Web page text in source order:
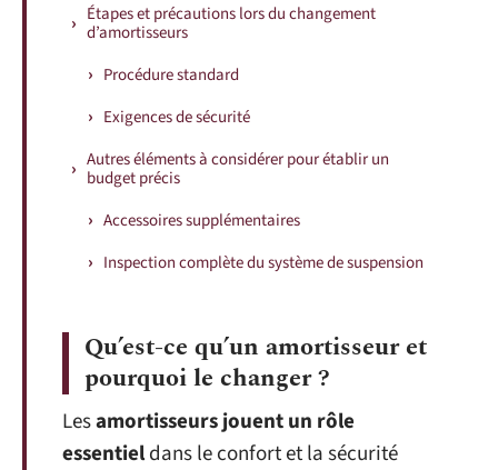
Étapes et précautions lors du changement
d’amortisseurs
Procédure standard
Exigences de sécurité
Autres éléments à considérer pour établir un
budget précis
Accessoires supplémentaires
Inspection complète du système de suspension
Qu’est-ce qu’un amortisseur et
pourquoi le changer ?
Lesamortisseurs jouent un rôle
essentieldans le confort et la sécurité